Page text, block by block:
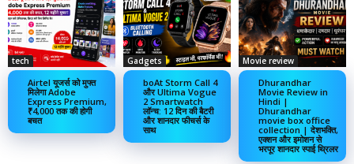
tech
Airtel यूजर्स को मुफ्त
मिलेगा Adobe
Express Premium,
₹4,000 तक की होगी
बचत
Gadgets
boAt Storm Call 4
और Ultima Vogue
2 Smartwatch
लॉन्च: 12 दिन की बैटरी
और शानदार फीचर्स के
साथ
Movie review
Dhurandhar
Movie Review in
Hindi |
Dhurandhar
movie box office
collection | देशभक्ति,
एक्शन और इमोशन से
भरपूर शानदार स्पाई थ्रिलर